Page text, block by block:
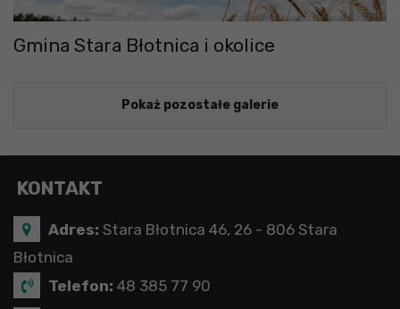
Gmina Stara Błotnica i okolice
Pokaż pozostałe galerie
KONTAKT
Adres: Stara Błotnica 46, 26 - 806 Stara
Błotnica
Telefon: 48 385 77 90